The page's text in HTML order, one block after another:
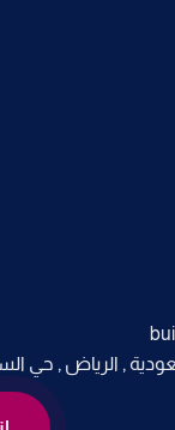
, الرياض , حي